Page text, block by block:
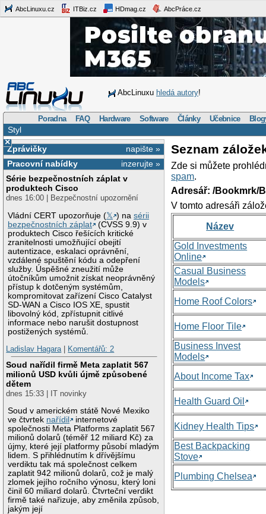
AbcLinuxu.cz ITBiz.cz HDmag.cz AbcPráce.cz
AbcLinuxu hledá autory!
Poradna FAQ Hardware Software Články Učebnice
Styl
×
napište »
Zprávičky
inzerujte »
Pracovní nabídky
Série bezpečnostních záplat v
produktech Cisco
dnes 16:00 | Bezpečnostní upozornění
Vládní CERT upozorňuje (𝕏 ) nasérii
bezpečnostních záplat
(CVSS 9.9) v
produktech Cisco řešících kritické
zranitelnosti umožňující obejití
autentizace, eskalaci oprávnění,
vzdálené spuštění kódu a odepření
služby. Úspěšné zneužití může
útočníkům umožnit získat neoprávněný
přístup k dotčeným systémům,
kompromitovat zařízení Cisco Catalyst
SD-WAN a Cisco IOS XE, spustit
libovolný kód, zpřístupnit citlivé
informace nebo narušit dostupnost
postižených systémů.
Ladislav Hagara| Komentářů: 2
Soud nařídil firmě Meta zaplatit 567
milionů USD kvůli újmě způsobené
dětem
dnes 15:33 | IT novinky
Soud v americkém státě Nové Mexiko
ve čtvrtek nařídil
internetové
společnosti Meta Platforms zaplatit 567
milionů dolarů (téměř 12 miliard Kč) za
újmy, které její platformy působí mladým
lidem. S přihlédnutím k dřívějšímu
verdiktu tak má společnost celkem
zaplatit 942 milionů dolarů, což je malý
zlomek jejího ročního výnosu, který loni
činil 60 miliard dolarů. Čtvrteční verdikt
firmě také nařizuje, aby změnila způsob,
jakým její
Seznam
Zde si můžete
spam.
Adresář: /Bookmrk/
V tomto adresáři
Název
Gold Investments
Online
Casual Business
Models
Home Roof Colors
Home Floor Tile
Business Invest
Models
About Income Tax
Health Guard Oil
Kidney Health Tips
Best Backpacking
Stove
Plumbing Chelsea